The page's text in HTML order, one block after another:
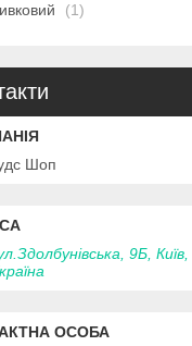
1
Шоп
9Б, Київ,